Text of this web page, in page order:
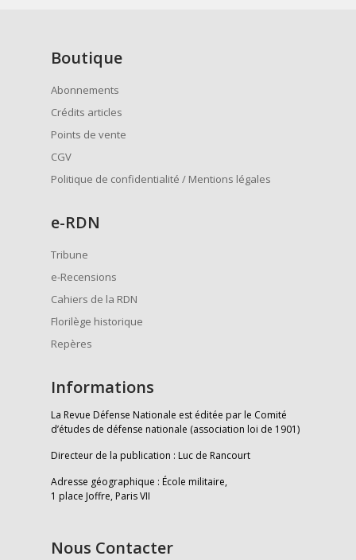
Boutique
Abonnements
Crédits articles
Points de vente
CGV
Politique de confidentialité / Mentions légales
e-RDN
Tribune
e-Recensions
Cahiers de la RDN
Florilège historique
Repères
Informations
La Revue Défense Nationale est éditée par le Comité
d’études de défense nationale (association loi de 1901)
Directeur de la publication : Luc de Rancourt
Adresse géographique : École militaire,
1 place Joffre, Paris VII
Nous Contacter